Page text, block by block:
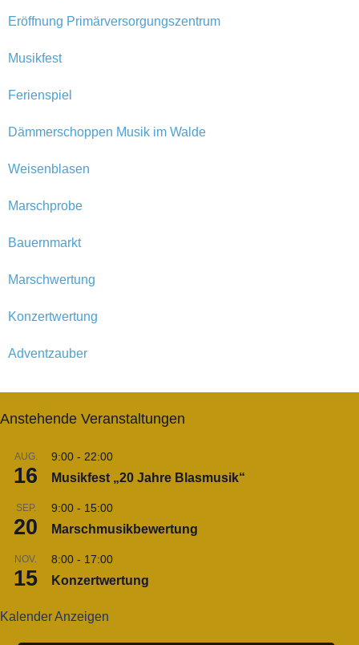
Eröffnung Primärversorgungszentrum
Musikfest
Ferienspiel
Dämmerschoppen Musik im Walde
Weisenblasen
Marschprobe
Bauernmarkt
Marschwertung
Konzertwertung
Adventzauber
Anstehende Veranstaltungen
AUG.
16
9:00 - 22:00
Musikfest „20 Jahre Blasmusik“
SEP.
20
9:00 - 15:00
Marschmusikbewertung
NOV.
15
8:00 - 17:00
Konzertwertung
Kalender Anzeigen